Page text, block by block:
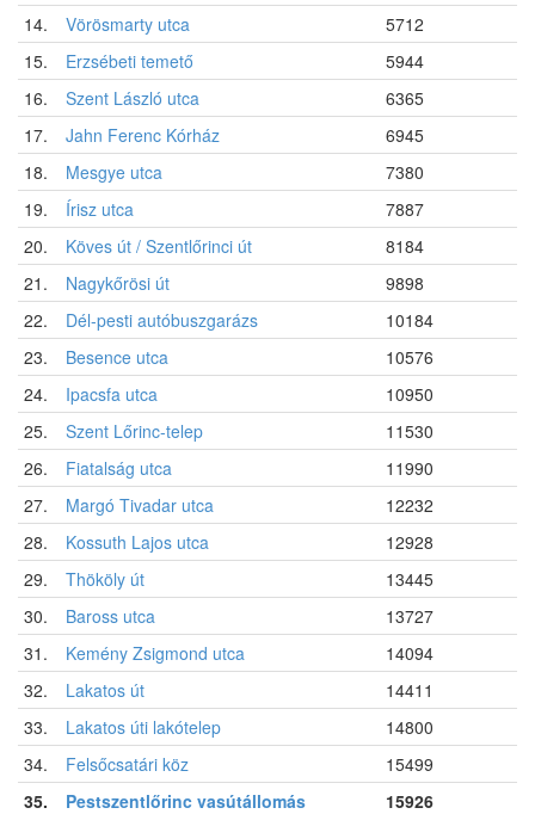
14.
Vörösmarty utca
5712
15.
Erzsébeti temető
5944
16.
Szent László utca
6365
17.
Jahn Ferenc Kórház
6945
18.
Mesgye utca
7380
19.
Írisz utca
7887
20.
Köves út / Szentlőrinci út
8184
21.
Nagykőrösi út
9898
22.
Dél-pesti autóbuszgarázs
10184
23.
Besence utca
10576
24.
Ipacsfa utca
10950
25.
Szent Lőrinc-telep
11530
26.
Fiatalság utca
11990
27.
Margó Tivadar utca
12232
28.
Kossuth Lajos utca
12928
29.
Thököly út
13445
30.
Baross utca
13727
31.
Kemény Zsigmond utca
14094
32.
Lakatos út
14411
33.
Lakatos úti lakótelep
14800
34.
Felsőcsatári köz
15499
35.
Pestszentlőrinc vasútállomás 15926